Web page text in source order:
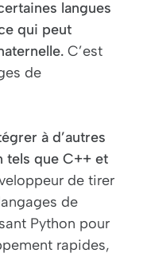
langues
qui peut
C’est
de
à d’autres
tels que C++ et
de tirer
de
Python pour
rapides,